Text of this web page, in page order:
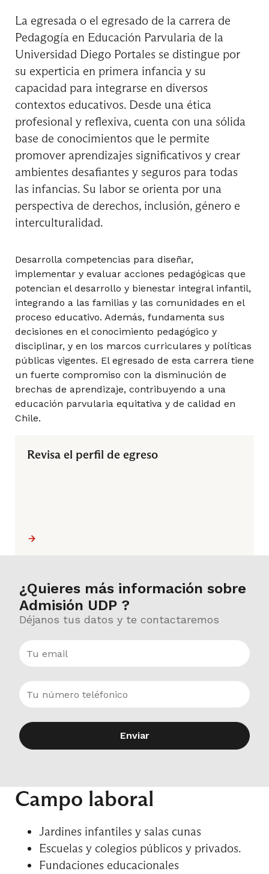
La egresada o el egresado de la carrera de
Pedagogía en Educación Parvularia de la
Universidad Diego Portales se distingue por
su experticia en primera infancia y su
capacidad para integrarse en diversos
contextos educativos. Desde una ética
profesional y reflexiva, cuenta con una sólida
base de conocimientos que le permite
promover aprendizajes significativos y crear
ambientes desafiantes y seguros para todas
las infancias. Su labor se orienta por una
perspectiva de derechos, inclusión, género e
interculturalidad.
Desarrolla competencias para diseñar,
implementar y evaluar acciones pedagógicas que
potencian el desarrollo y bienestar integral infantil,
integrando a las familias y las comunidades en el
proceso educativo. Además, fundamenta sus
decisiones en el conocimiento pedagógico y
disciplinar, y en los marcos curriculares y políticas
públicas vigentes. El egresado de esta carrera tiene
un fuerte compromiso con la disminución de
brechas de aprendizaje, contribuyendo a una
educación parvularia equitativa y de calidad en
Chile.
Revisa el perfil de egreso
¿Quieres más información sobre
Admisión UDP ?
Déjanos tus datos y te contactaremos
Enviar
Campo laboral
Jardines infantiles y salas cunas
Escuelas y colegios públicos y privados.
Fundaciones educacionales